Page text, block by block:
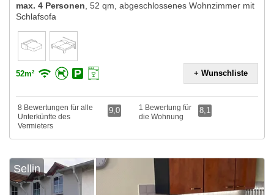
max. 4 Personen 52 qm, abgeschlossenes Wohnzimmer mit
Schlafsofa
52m² + Wunschliste
8 Bewertungen für alle
Unterkünfte des
Vermieters
9,0
1 Bewertung für
die Wohnung
8,1
Sellin